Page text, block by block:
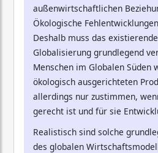
außenwirtschaftlichen
Ökologische
Deshalb muss das
Globalisierung grundlegend
Menschen im Globalen Süden
ökologisch ausgerichteten
allerdings nur zustimmen,
gerecht ist und für sie
Realistisch sind solche
des globalen